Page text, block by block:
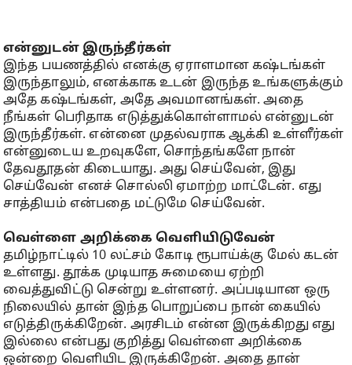
என்னுடன் இருந்தீர்கள்
இந்த பயணத்தில் எனக்கு ஏராளமான கஷ்டங்கள்
இருந்தாலும், எனக்காக உடன் இருந்த உங்களுக்கும்
அதே கஷ்டங்கள், அதே அவமானங்கள். அதை
நீங்கள் பெரிதாக எடுத்துக்கொள்ளாமல் என்னுடன்
இருந்தீர்கள். என்னை முதல்வராக ஆக்கி உள்ளீர்கள்
என்னுடைய உறவுகளே, சொந்தங்களே நான்
தேவதூதன் கிடையாது. அது செய்வேன், இது
செய்வேன் எனச் சொல்லி ஏமாற்ற மாட்டேன். எது
சாத்தியம் என்பதை மட்டுமே செய்வேன்.
வெள்ளை அறிக்கை வெளியிடுவேன்
தமிழ்நாட்டில் 10 லட்சம் கோடி ரூபாய்க்கு மேல் கடன்
உள்ளது. தூக்க முடியாத சுமையை ஏற்றி
வைத்துவிட்டு சென்று உள்ளனர். அப்படியான ஒரு
நிலையில் தான் இந்த பொறுப்பை நான் கையில்
எடுத்திருக்கிறேன். அரசிடம் என்ன இருக்கிறது எது
இல்லை என்பது குறித்து வெள்ளை அறிக்கை
ஒன்றை வெளியிட இருக்கிறேன். அதை தான்